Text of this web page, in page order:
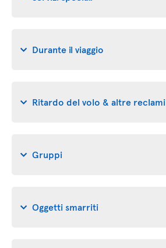
Durante il viaggio
Ritardo del volo & altre reclami
Gruppi
Oggetti smarriti